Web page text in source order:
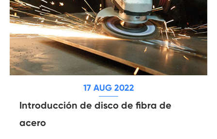
17 AUG 2022
Introducción de disco de fibra de
acero